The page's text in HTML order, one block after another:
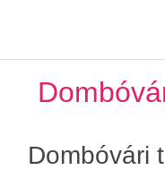
Dombóvári